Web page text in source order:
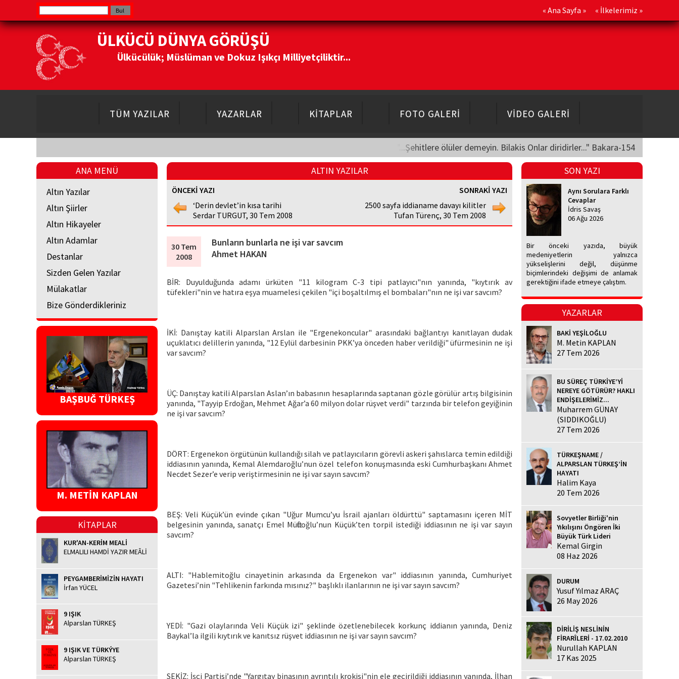
« Ana Sayfa » « İlkelerimiz »
ÜLKÜCÜ DÜNYA GÖRÜŞÜ
Ülkücülük; Müslüman ve Dokuz Işıkçı Milliyetçiliktir...
TÜM YAZILAR YAZARLAR KİTAPLAR FOTO GALERİ VİDEO GALERİ
"...Şehitlere ölüler demeyin. Bilakis Onlar diridirler..." Bakara-154
ANA MENÜ
Altın Yazılar
Altın Şiirler
Altın Hikayeler
Altın Adamlar
Destanlar
Sizden Gelen Yazılar
Mülakatlar
Bize Gönderdikleriniz
BAŞBUĞ TÜRKEŞ
M. METİN KAPLAN
KİTAPLAR
KUR'AN-KERİM MEALİ
ELMALILI HAMDİ YAZIR MEÂLİ
PEYGAMBERİMİZİN HAYATI
İrfan YÜCEL
9 IŞIK
Alparslan TÜRKEŞ
9 IŞIK VE TÜRKÝYE
Alparslan TÜRKEŞ
ALTIN YAZILAR
ÖNCEKİ YAZI
‘Derin devlet’in kısa tarihi
Serdar TURGUT, 30 Tem 2008
SONRAKİ YAZI
2500 sayfa iddianame davayı kilitler
Tufan Türenç, 30 Tem 2008
30 Tem
2008
Bunların bunlarla ne işi var savcım
Ahmet HAKAN
BİR: Duyulduğunda adamı ürküten "11 kilogram C-3 tipi patlayıcı"nın yanında, "kıytırık av
tüfekleri"nin ve hatıra eşya muamelesi çekilen "içi boşaltılmış el bombaları"nın ne işi var savcım?
İKİ: Danıştay katili Alparslan Arslan ile "Ergenekoncular" arasındaki bağlantıyı kanıtlayan dudak
uçuklatıcı delillerin yanında, "12 Eylül darbesinin PKK’ya önceden haber verildiği" üfürmesinin ne işi
var savcım?
ÜÇ: Danıştay katili Alparslan Aslan’ın babasının hesaplarında saptanan gözle görülür artış bilgisinin
yanında, "Tayyip Erdoğan, Mehmet Ağar’a 60 milyon dolar rüşvet verdi" tarzında bir telefon geyiğinin
ne işi var savcım?
DÖRT: Ergenekon örgütünün kullandığı silah ve patlayıcıların görevli askeri şahıslarca temin edildiği
iddiasının yanında, Kemal Alemdaroğlu’nun özel telefon konuşmasında eski Cumhurbaşkanı Ahmet
Necdet Sezer’e verip veriştirmesinin ne işi var sayın savcım?
BEŞ: Veli Küçük’ün evinde çıkan "Uğur Mumcu’yu İsrail ajanları öldürttü" saptamasını içeren MİT
belgesinin yanında, sanatçı Emel Müftüoğlu’nun Küçük’ten torpil istediği iddiasının ne işi var sayın
savcım?
ALTI: "Hablemitoğlu cinayetinin arkasında da Ergenekon var" iddiasının yanında, Cumhuriyet
Gazetesi’nin "Tehlikenin farkında mısınız?" başlıklı ilanlarının ne işi var sayın savcım?
YEDİ: "Gazi olaylarında Veli Küçük izi" şeklinde özetlenebilecek korkunç iddianın yanında, Deniz
Baykal’la ilgili kıytırık ve kanıtsız rüşvet iddiasının ne işi var sayın savcım?
SEKİZ: İşçi Partisi’nde "Yargıtay binasının ayrıntılı krokisi"nin ele geçirildiği iddiasının yanında, İlhan
SON YAZI
Aynı Sorulara Farklı
Cevaplar
İdris Savaş
06 Ağu 2026
Bir önceki yazıda, büyük
medeniyetlerin yalnızca
yükselişlerini değil, düşünme
biçimlerindeki değişimi de anlamak
gerektiğini ifade etmeye çalıştım.
YAZARLAR
BAKİ YEŞİLOĞLU
M. Metin KAPLAN
27 Tem 2026
BU SÜREÇ TÜRKİYE’Yİ
NEREYE GÖTÜRÜR? HAKLI
ENDİŞELERİMİZ...
Muharrem GÜNAY
(SIDDIKOĞLU)
27 Tem 2026
TÜRKEŞNAME /
ALPARSLAN TÜRKEŞ’İN
HAYATI
Halim Kaya
20 Tem 2026
Sovyetler Birliği'nin
Yıkılışını Öngören İki
Büyük Türk Lideri
Kemal Girgin
08 Haz 2026
DURUM
Yusuf Yılmaz ARAÇ
26 May 2026
DİRİLİŞ NESLİNİN
FİRARÎLERİ - 17.02.2010
Nurullah KAPLAN
17 Kas 2025